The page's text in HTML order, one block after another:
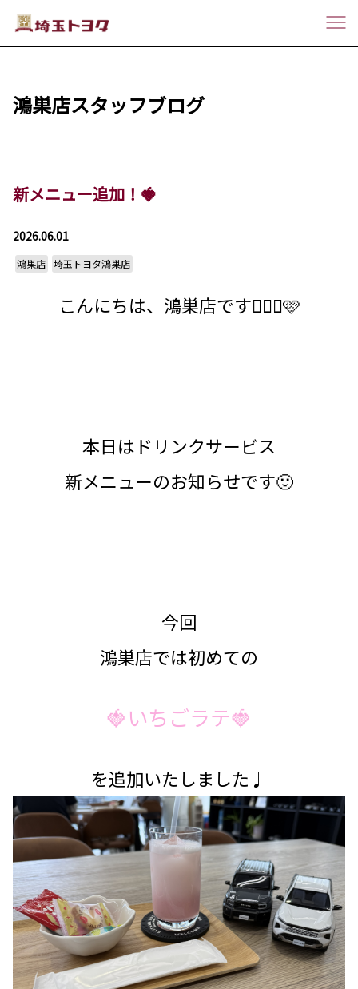
鴻巣店スタッフブログ
新メニュー追加！🍓
2026.06.01
鴻巣店 埼玉トヨタ鴻巣店
こんにちは、鴻巣店です💁🏻‍♀️🩷
本日はドリンクサービス
新メニューのお知らせです🙂
今回
鴻巣店では初めての
🍓いちごラテ🍓
を追加いたしました♩